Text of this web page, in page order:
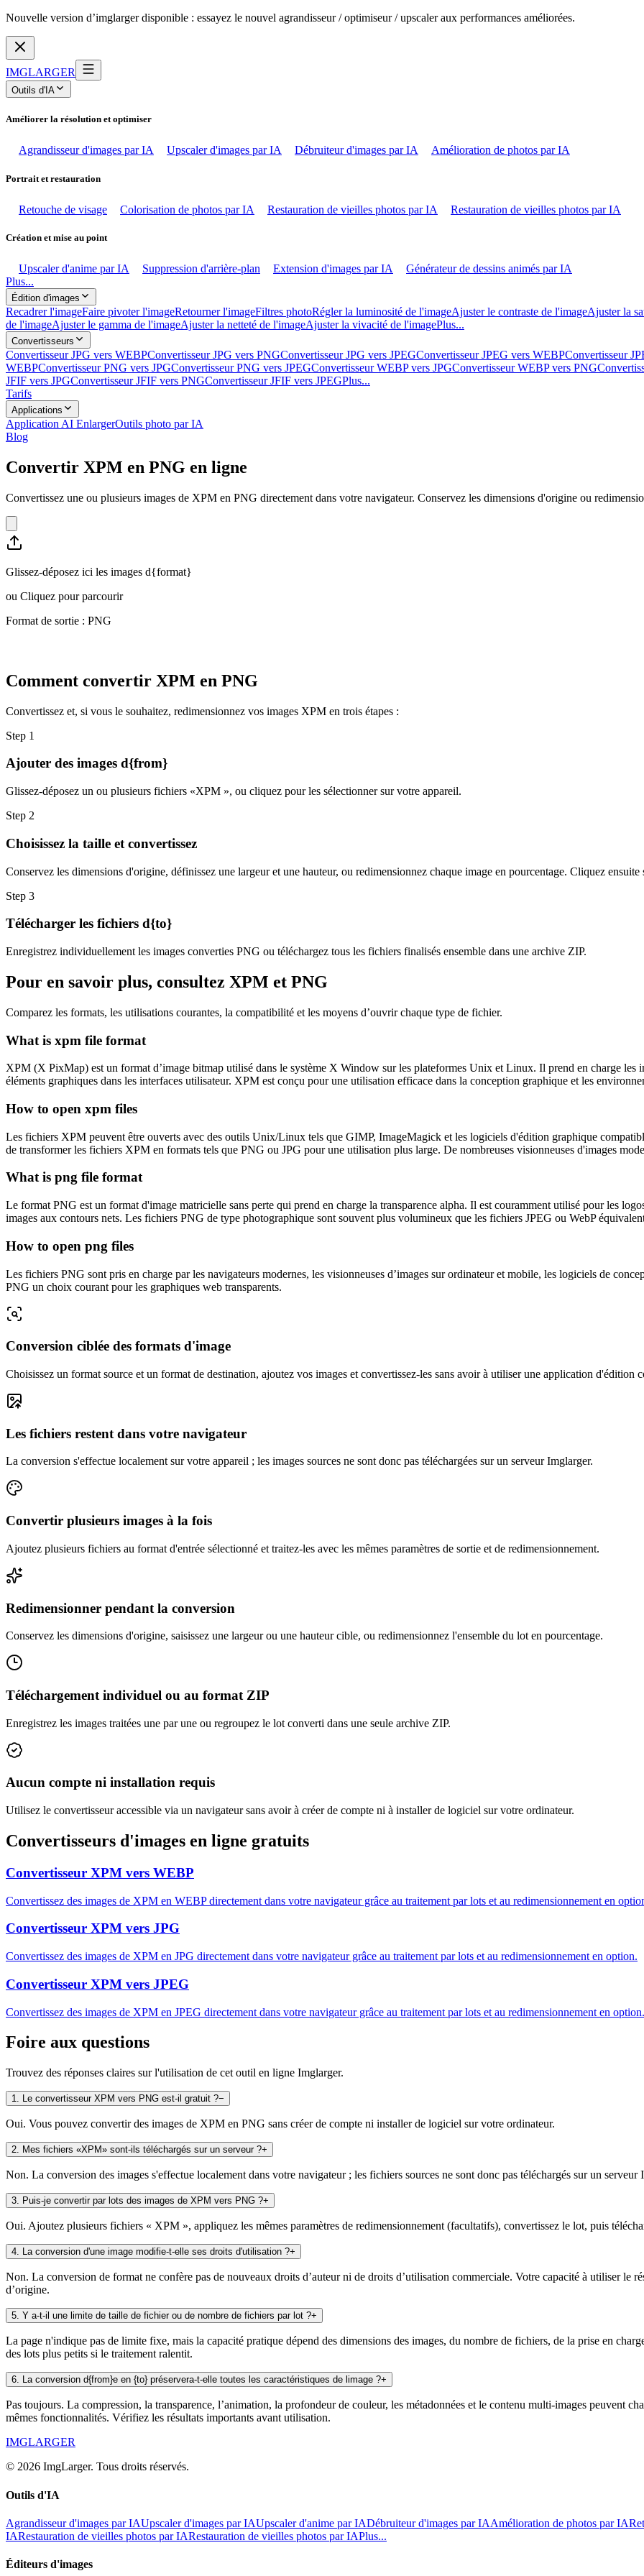
Nouvelle version d’imglarger disponible : essayez le nouvel agrandisseur / optimiseur / upscaler aux performances améliorées.
IMGLARGER
Outils d'IA
Améliorer la résolution et optimiser
Agrandisseur d'images par IA Upscaler d'images par IA Débruiteur d'images par IA Amélioration de photos par IA
Portrait et restauration
Retouche de visage Colorisation de photos par IA Restauration de vieilles photos par IA Restauration de vieilles photos par IA
Création et mise au point
Upscaler d'anime par IA Suppression d'arrière-plan Extension d'images par IA
Générateur de dessins animés par IA
Plus...
Édition d'images
Recadrer l'imageFaire pivoter l'imageRetourner l'imageFiltres photoRégler la luminosité de l'imageAjuster le contraste de l'imageAjuster la
de l'imageAjuster le gamma de l'imageAjuster la netteté de l'imageAjuster la vivacité de l'imagePlus...
Convertisseurs
Convertisseur JPG vers WEBPConvertisseur JPG vers PNGConvertisseur JPG vers JPEGConvertisseur JPEG vers WEBPConvertisseur
WEBPConvertisseur PNG vers JPGConvertisseur PNG vers JPEGConvertisseur WEBP vers JPGConvertisseur WEBP vers PNG
JFIF vers JPGConvertisseur JFIF vers PNGConvertisseur JFIF vers JPEGPlus...
Tarifs
Applications
Application AI EnlargerOutils photo par IA
Blog
Convertir XPM en PNG en ligne
Convertissez une ou plusieurs images de XPM en PNG directement dans votre navigateur. Conservez les dimensions d'origine ou
Glissez-déposez ici les images d{format}
ou Cliquez pour parcourir
Format de sortie : PNG
Comment convertir XPM en PNG
Convertissez et, si vous le souhaitez, redimensionnez vos images XPM en trois étapes :
Step 1
Ajouter des images d{from}
Glissez-déposez un ou plusieurs fichiers «XPM », ou cliquez pour les sélectionner sur votre appareil.
Step 2
Choisissez la taille et convertissez
Conservez les dimensions d'origine, définissez une largeur et une hauteur, ou redimensionnez chaque image en pourcentage. Cliquez
Step 3
Télécharger les fichiers d{to}
Enregistrez individuellement les images converties PNG ou téléchargez tous les fichiers finalisés ensemble dans une archive ZIP.
Pour en savoir plus, consultez XPM et PNG
Comparez les formats, les utilisations courantes, la compatibilité et les moyens d’ouvrir chaque type de fichier.
What is xpm file format
XPM (X PixMap) est un format d’image bitmap utilisé dans le système X Window sur les plateformes Unix et Linux. Il prend en charge les
éléments graphiques dans les interfaces utilisateur. XPM est conçu pour une utilisation efficace dans la conception graphique et les
How to open xpm files
Les fichiers XPM peuvent être ouverts avec des outils Unix/Linux tels que GIMP, ImageMagick et les logiciels d'édition graphique
de transformer les fichiers XPM en formats tels que PNG ou JPG pour une utilisation plus large. De nombreuses visionneuses d'images
What is png file format
Le format PNG est un format d'image matricielle sans perte qui prend en charge la transparence alpha. Il est couramment utilisé pour les
images aux contours nets. Les fichiers PNG de type photographique sont souvent plus volumineux que les fichiers JPEG ou WebP
How to open png files
Les fichiers PNG sont pris en charge par les navigateurs modernes, les visionneuses d’images sur ordinateur et mobile, les logiciels de
PNG un choix courant pour les graphiques web transparents.
Conversion ciblée des formats d'image
Choisissez un format source et un format de destination, ajoutez vos images et convertissez-les sans avoir à utiliser une application d'édition
Les fichiers restent dans votre navigateur
La conversion s'effectue localement sur votre appareil ; les images sources ne sont donc pas téléchargées sur un serveur Imglarger.
Convertir plusieurs images à la fois
Ajoutez plusieurs fichiers au format d'entrée sélectionné et traitez-les avec les mêmes paramètres de sortie et de redimensionnement.
Redimensionner pendant la conversion
Conservez les dimensions d'origine, saisissez une largeur ou une hauteur cible, ou redimensionnez l'ensemble du lot en pourcentage.
Téléchargement individuel ou au format ZIP
Enregistrez les images traitées une par une ou regroupez le lot converti dans une seule archive ZIP.
Aucun compte ni installation requis
Utilisez le convertisseur accessible via un navigateur sans avoir à créer de compte ni à installer de logiciel sur votre ordinateur.
Convertisseurs d'images en ligne gratuits
Convertisseur XPM vers WEBP
Convertissez des images de XPM en WEBP directement dans votre navigateur grâce au traitement par lots et au redimensionnement en
Convertisseur XPM vers JPG
Convertissez des images de XPM en JPG directement dans votre navigateur grâce au traitement par lots et au redimensionnement en option.
Convertisseur XPM vers JPEG
Convertissez des images de XPM en JPEG directement dans votre navigateur grâce au traitement par lots et au redimensionnement en option.
Foire aux questions
Trouvez des réponses claires sur l'utilisation de cet outil en ligne Imglarger.
1. Le convertisseur XPM vers PNG est-il gratuit ?−
Oui. Vous pouvez convertir des images de XPM en PNG sans créer de compte ni installer de logiciel sur votre ordinateur.
2. Mes fichiers «XPM» sont-ils téléchargés sur un serveur ?+
Non. La conversion des images s'effectue localement dans votre navigateur ; les fichiers sources ne sont donc pas téléchargés sur un serveur
3. Puis-je convertir par lots des images de XPM vers PNG ?+
Oui. Ajoutez plusieurs fichiers « XPM », appliquez les mêmes paramètres de redimensionnement (facultatifs), convertissez le lot, puis
4. La conversion d'une image modifie-t-elle ses droits d'utilisation ?+
Non. La conversion de format ne confère pas de nouveaux droits d’auteur ni de droits d’utilisation commerciale. Votre capacité à utiliser le
d’origine.
5. Y a-t-il une limite de taille de fichier ou de nombre de fichiers par lot ?+
La page n'indique pas de limite fixe, mais la capacité pratique dépend des dimensions des images, du nombre de fichiers, de la prise en
des lots plus petits si le traitement ralentit.
6. La conversion d{from}e en {to} préservera-t-elle toutes les caractéristiques de limage ?+
Pas toujours. La compression, la transparence, l’animation, la profondeur de couleur, les métadonnées et le contenu multi-images peuvent
mêmes fonctionnalités. Vérifiez les résultats importants avant utilisation.
IMGLARGER
© 2026 ImgLarger. Tous droits réservés.
Outils d'IA
Agrandisseur d'images par IAUpscaler d'images par IAUpscaler d'anime par IADébruiteur d'images par IAAmélioration de photos par IA
IARestauration de vieilles photos par IARestauration de vieilles photos par IAPlus...
Éditeurs d'images